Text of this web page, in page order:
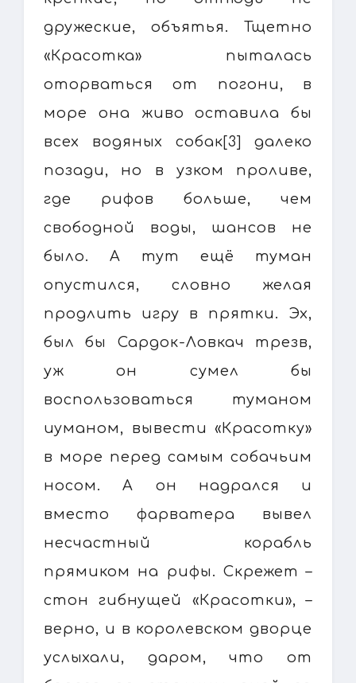
дружеские, объятья. Тщетно
«Красотка» пыталась
оторваться от погони, в
море она живо оставила бы
всех водяных собак[3] далеко
позади, но в узком проливе,
где рифов больше, чем
свободной воды, шансов не
было. А тут ещё туман
опустился, словно желая
продлить игру в прятки. Эх,
был бы Сардок-Ловкач трезв,
уж он сумел бы
воспользоваться туманом
иуманом, вывести «Красотку»
в море перед самым собачьим
носом. А он надрался и
вместо фарватера вывел
несчастный корабль
прямиком на рифы. Скрежет –
стон гибнущей «Красотки», –
верно, и в королевском дворце
услыхали, даром, что от